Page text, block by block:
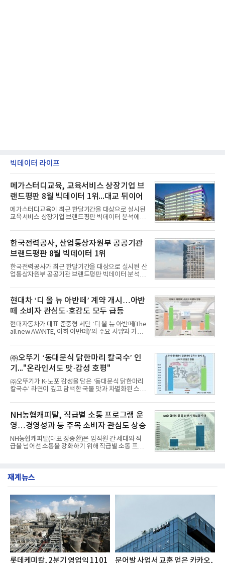
빅데이터 라이프
메가스터디교육, 교육서비스 상장기업 브
랜드평판 8월 빅데이터 1위...대교 뒤이어
메가스터디교육이 최근 한달기간을 대상으로 실시된
교육서비스 상장기업 브랜드평판 빅데이터 분석에서
일 한국기업평판연구소(소장 구창환)는 국내 교육서
비스 상장기업 브랜드를 대상으로 지난 7월 7일부터
8월 7일까지 수집된 소비자 빅데이터 10,074,233건
을 분석한 결과, 메가스터디교육이 브랜드평판지수
1,710,926을 기록하며 8월 1위에 올랐다고 밝혔다.
분석에 활용된 빅데이터는 지난 7월(9,491,206건) 대
비 6.14% 증가한 수치로, 교육서비스 상장기업 브랜
디교육, 대교, 디지
한국전력공사, 산업통상자원부 공공기관
브랜드평판 8월 빅데이터 1위
한국전력공사가 최근 한달기간을 대상으로 실시된 산
업통상자원부 공공기관 브랜드평판 빅데이터 분석에
이 순으로 뒤를 이었다.7일 한국기업평판연구소(소장
구창환)는 산업통상자원부 공공기관 41개 브랜드를
대상으로 지난 7월 7일부터 8월 7일까지 수집된 소비
자 빅데이터 91,102,549건을 분석한 결과, 한국전력
공사가 브랜드평판지수 10,670,633을 기록하며 8월
1위에 올랐다고 밝혔다. 분석에 활용된 빅데이터는 지
난 7월(88,893,823건) 대비 2.48% 증가한 수치다.연
수력원자력, 한국석
현대차 ‘디 올 뉴 아반떼’ 계약 개시…아반
떼 소비자 관심도·호감도 모두 급등
현대자동차가 대표 준중형 세단 ‘디 올 뉴 아반떼(The
all new AVANTE, 이하 아반떼)’의 주요 사양과 가격
떼는 6년 만에 선보이는 8세대 완전변경 모델로, ▲정
교한 선과 면을 중심으로 완성한 파격적인 디자인 ▲
과거 중형 세단 수준으로 확대된 차체 제원 ▲글로벌
최고 수준의 안전성 ▲성능과 효율을 동시에 높인 주
행 완성도 ▲첨단 편의 및 디지털 사양 적용 등을 통해
글로벌 준중형 세단의 새로운 기준을 세웠다.아반떼
는 가솔린 2.0과 1.6 하이브리드 두 가지 파워트레인
넘
㈜오뚜기 ‘동대문식 닭한마리 칼국수’ 인
기..."온라인서도 맛·감성 호평"
㈜오뚜기가 K-노포 감성을 담은 ‘동대문식 닭한마리
칼국수’ 라면이 깊고 담백한 국물 맛과 차별화된 스토
혔다.‘동대문식 닭한마리 칼국수’는 예상을 뛰어넘는
소비자 호응에 힘입어 지난 7월 13일 첫 선을 보인 지
단 18일 만에 누적 판매량 50만 개를 돌파하는 성과를
거두었다.이번 신제품은 개발진이 전국의 닭한마리
전문점을 직접 찾아 다니며 최적의 육수 비율을 완성
했다. 자극적이지 않으면서도 깊은 닭육수에 마늘의
개운한 풍미를 더했으며, 국물이 잘 배어들면서도 쫄
서도
NH농협캐피탈, 직급별 소통 프로그램 운
영…경영성과 등 주목 소비자 관심도 상승
NH농협캐피탈(대표 장종환)은 임직원 간 세대와 직
급을 넘어선 소통을 강화하기 위해 직급별 소통 프로
영지원부 홍보팀과 2026년 새로이(e)＊가 공동 주관
쳐 진행됐다.참고로 새로이(e)는 NH농협캐피탈 MZ
세대들로(과장~계장) 구성된 자율 참여조직으로, 조
직문화 혁신과 업무 효율성 향상을 위한 다양한 활동
을 추진하며,새로운 변화와 이로운 영향력을 조직전
반에 전파하는 역할
재계뉴스
롯데케미칼, 2분기 영업익 1101
문어발 사업서 교훈 얻은 카카오,